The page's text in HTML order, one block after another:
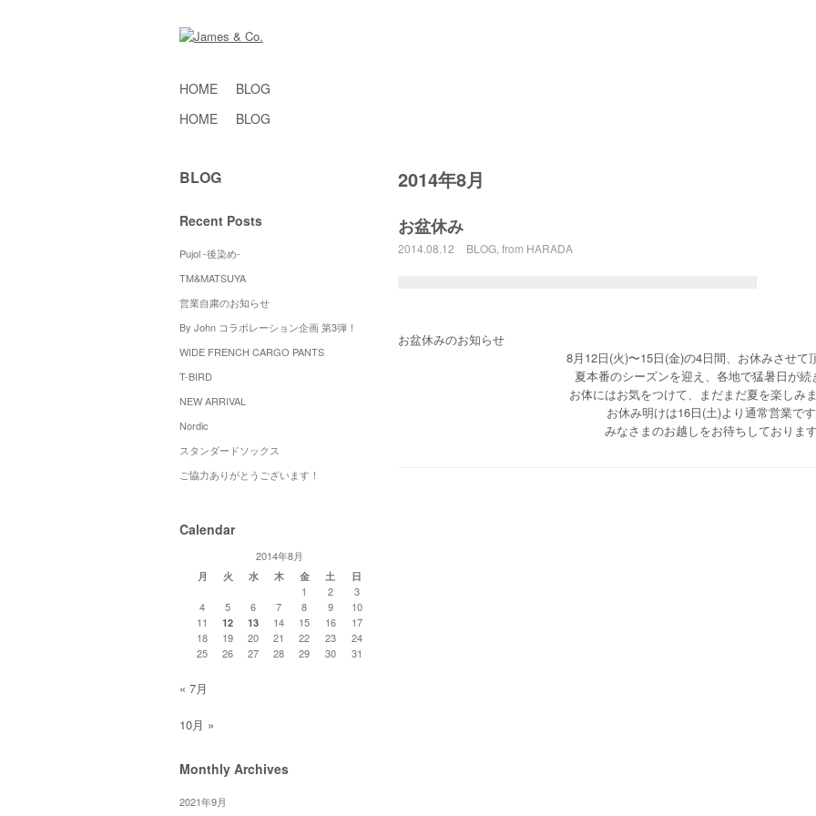
HOME
BLOG
HOME
BLOG
2014年8月
お盆休み
2014.08.12 BLOG from HARADA
お盆休みのお知らせ
8月12日(火)〜15日(金)の4日間、お休みさせて
夏本番のシーズンを迎え、各地で猛暑日が続
お体にはお気をつけて、まだまだ夏を楽しみ
お休み明けは16日(土)より通常営業です
みなさまのお越しをお待ちしております
BLOG
Recent Posts
Pujol -後染め-
TM&MATSUYA
営業自粛のお知らせ
By John コラボレーション企画 第3弾！
WIDE FRENCH CARGO PANTS
T-BIRD
NEW ARRIVAL
Nordic
スタンダードソックス
ご協力ありがとうございます！
Calendar
2014年8月
月 火 水 木 金 土 日
1 2
3
4
5 6 7 8 9
10
11
12 13 14 15 16
17
18
19 20 21 22 23
24
25
26 27 28 29 30 31
« 7月
10月 »
Monthly Archives
2021年9月